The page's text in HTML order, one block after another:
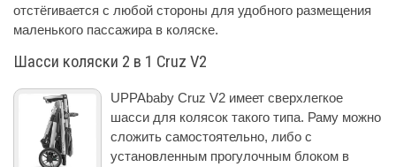
отстёгивается с любой стороны для удобного размещения
маленького пассажира в коляске.
Шасси коляски 2 в 1 Cruz V2
UPPAbaby Cruz V2 имеет сверхлегкое
шасси для колясок такого типа. Раму можно
сложить самостоятельно, либо с
установленным прогулочным блоком в